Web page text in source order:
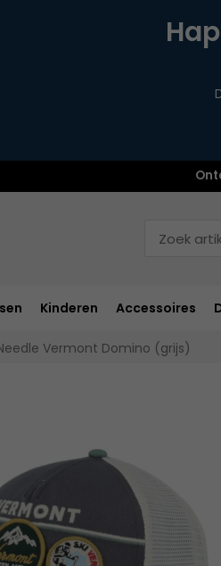
Kinderen Accessoires
Vermont Domino (grijs)